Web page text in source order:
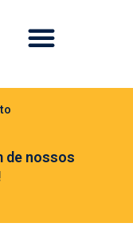
de nossos